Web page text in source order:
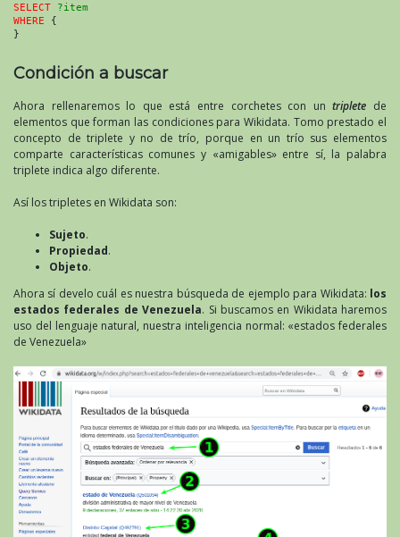
SELECT
?item
WHERE {
}
Condición a buscar
Ahora rellenaremos lo que está entre corchetes con untriplete de
elementos que forman las condiciones para Wikidata. Tomo prestado el
concepto de triplete y no de trío, porque en un trío sus elementos
comparte características comunes y «amigables» entre sí, la palabra
triplete indica algo diferente.
Así los tripletes en Wikidata son:
Sujeto.
Propiedad.
Objeto.
Ahora sí develo cuál es nuestra búsqueda de ejemplo para Wikidata: los
estados federales de Venezuela. Si buscamos en Wikidata haremos
uso del lenguaje natural, nuestra inteligencia normal: «estados federales
de Venezuela»